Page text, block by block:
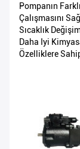
Pompanın
Çalışmasını
Sıcaklık
Daha Iyi
Özelliklere